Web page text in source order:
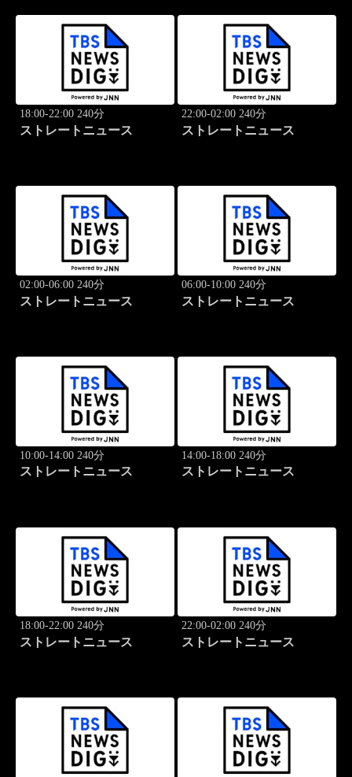
18:00-22:00 240分
ストレートニュース
22:00-02:00 240分
ストレートニュース
02:00-06:00 240分
ストレートニュース
06:00-10:00 240分
ストレートニュース
10:00-14:00 240分
ストレートニュース
14:00-18:00 240分
ストレートニュース
18:00-22:00 240分
ストレートニュース
22:00-02:00 240分
ストレートニュース